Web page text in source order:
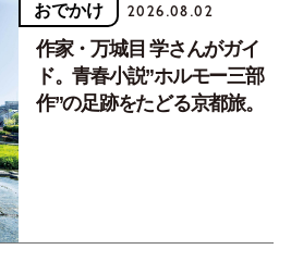
おでかけ 2026.08.02
作家・万城目 学さんがガイ
ド。青春小説”ホルモー三部
作”の足跡をたどる京都旅。